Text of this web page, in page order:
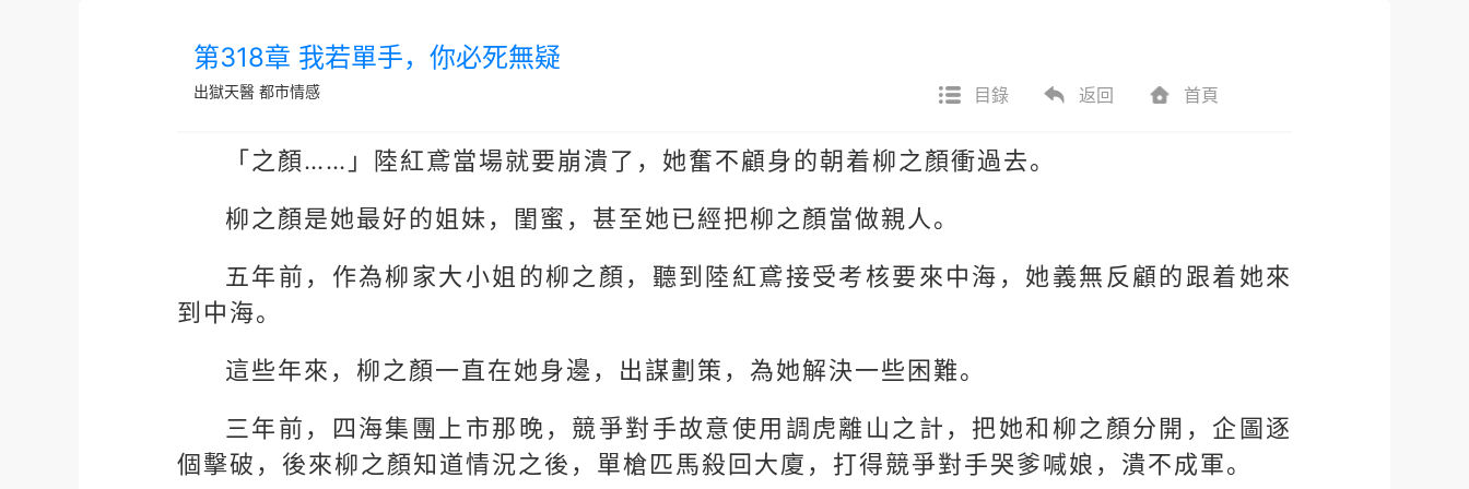
第318章 我若單手，你必死無疑
出獄天醫 都市情感 目錄 返回 首頁
「之顏……」陸紅鳶當場就要崩潰了，她奮不顧身的朝着柳之顏衝過去。
柳之顏是她最好的姐妹，閨蜜，甚至她已經把柳之顏當做親人。
五年前，作為柳家大小姐的柳之顏，聽到陸紅鳶接受考核要來中海，她義無反顧的跟着她來
到中海。
這些年來，柳之顏一直在她身邊，出謀劃策，為她解決一些困難。
三年前，四海集團上市那晚，競爭對手故意使用調虎離山之計，把她和柳之顏分開，企圖逐
個擊破，後來柳之顏知道情況之後，單槍匹馬殺回大廈，打得競爭對手哭爹喊娘，潰不成軍。